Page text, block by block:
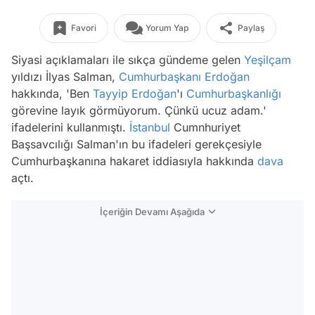
Favori Yorum Yap Paylaş
Siyasi açıklamaları ile sıkça gündeme gelen Yeşilçam
yıldızı İlyas Salman, Cumhurbaşkanı Erdoğan
hakkında, 'Ben Tayyip Erdoğan'ı Cumhurbaşkanlığı
görevine layık görmüyorum. Çünkü ucuz adam.'
ifadelerini kullanmıştı. İstanbul Cumnhuriyet
Başsavcılığı Salman'ın bu ifadeleri gerekçesiyle
Cumhurbaşkanına hakaret iddiasıyla hakkında dava
açtı.
İçeriğin Devamı Aşağıda